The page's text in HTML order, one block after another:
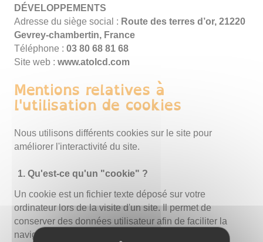
DÉVELOPPEMENTS
Adresse du siège social : Route des terres d’or, 21220
Gevrey-chambertin, France
Téléphone : 86 18 86 08 30
Site web : www.atolcd.com
Mentions relatives à
l'utilisation de cookies
Nous utilisons différents cookies sur le site pour
améliorer l'interactivité du site.
Qu'est-ce qu'un "cookie" ?
Un cookie est un fichier texte déposé sur votre
ordinateur lors de la visite d'un site. Il permet de
conserver des données utilisateur afin de faciliter la
navigation et de permettre certaines fonctionnalités.